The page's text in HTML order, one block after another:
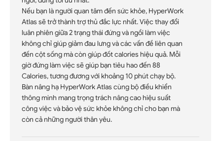
Nếu bạn là người quan tâm đến sức khỏe, HyperWork
Atlas sẽ trở thành trợ thủ đắc lực nhất. Việc thay đổi
luân phiên giữa 2 trạng thái đứng và ngồi làm việc
không chỉ giúp giảm đau lưng và các vấn đề liên quan
đến cột sống mà còn giúp đốt calories hiệu quả. Mỗi
giờ đứng làm việc sẽ giúp bạn tiêu hao đến 88
Calories, tương đương với khoảng 10 phút chạy bộ.
Bàn nâng hạ HyperWork Atlas cùng bộ điều khiển
thông minh mang trọng trách nâng cao hiệu suất
công việc và bảo vệ sức khỏe không chỉ cho bạn mà
còn cả những người thân yêu.